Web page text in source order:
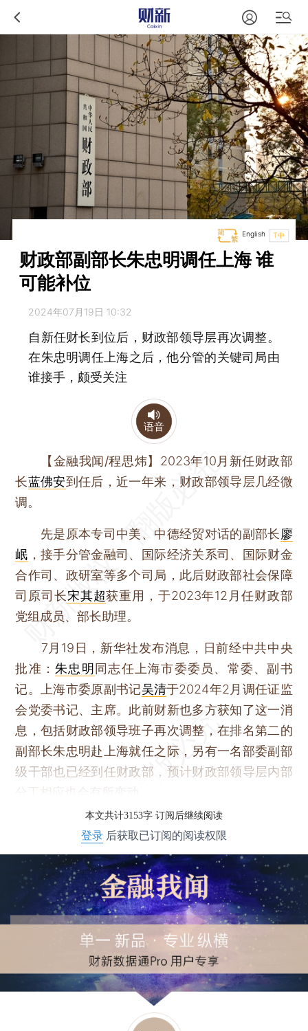
T中
English
财政部副部长朱忠明调任上海 谁
可能补位
2024年07月19日 10:32
自新任财长到位后，财政部领导层再次调整。
在朱忠明调任上海之后，他分管的关键司局由
谁接手，颇受关注
语音
【金融我闻/程思炜】 2023年10月新任财政部
长蓝佛安到任后，近一年来，财政部领导层几经微
调。
先是原本专司中美、中德经贸对话的副部长廖
岷 ，接手分管金融司、国际经济关系司、国际财金
合作司、政研室等多个司局，此后财政部社会保障
司原司长宋其超获重用，于2023年12月任财政部
党组成员、部长助理。
7月19日，新华社发布消息，日前经中共中央
批准：朱忠明 同志任上海市委委员、常委、副书
记。上海市委原副书记吴清于2024年2月调任证监
会党委书记、主席。此前财新也多方获知了这一消
息，包括财政部领导班子再次调整，在排名第二的
副部长朱忠明赴上海就任之际，另有一名部委副部
级干部也已经到任财政部，预计财政部领导层内部
分工相应也会有所变动。
本文共计3153字 订阅后继续阅读
登录 后获取已订阅的阅读权限